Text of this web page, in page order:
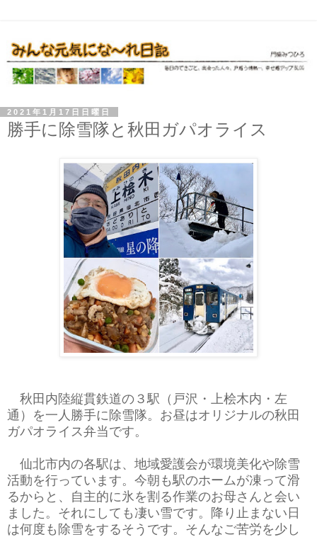
2021年1月17日日曜日
勝手に除雪隊と秋田ガパオライス
秋田内陸縦貫鉄道の３駅（戸沢・上桧木内・左
通）を一人勝手に除雪隊。お昼はオリジナルの秋田
ガパオライス弁当です。
仙北市内の各駅は、地域愛護会が環境美化や除雪
活動を行っています。今朝も駅のホームが凍って滑
るからと、自主的に氷を割る作業のお母さんと会い
ました。それにしても凄い雪です。降り止まない日
は何度も除雪をするそうです。そんなご苦労を少し